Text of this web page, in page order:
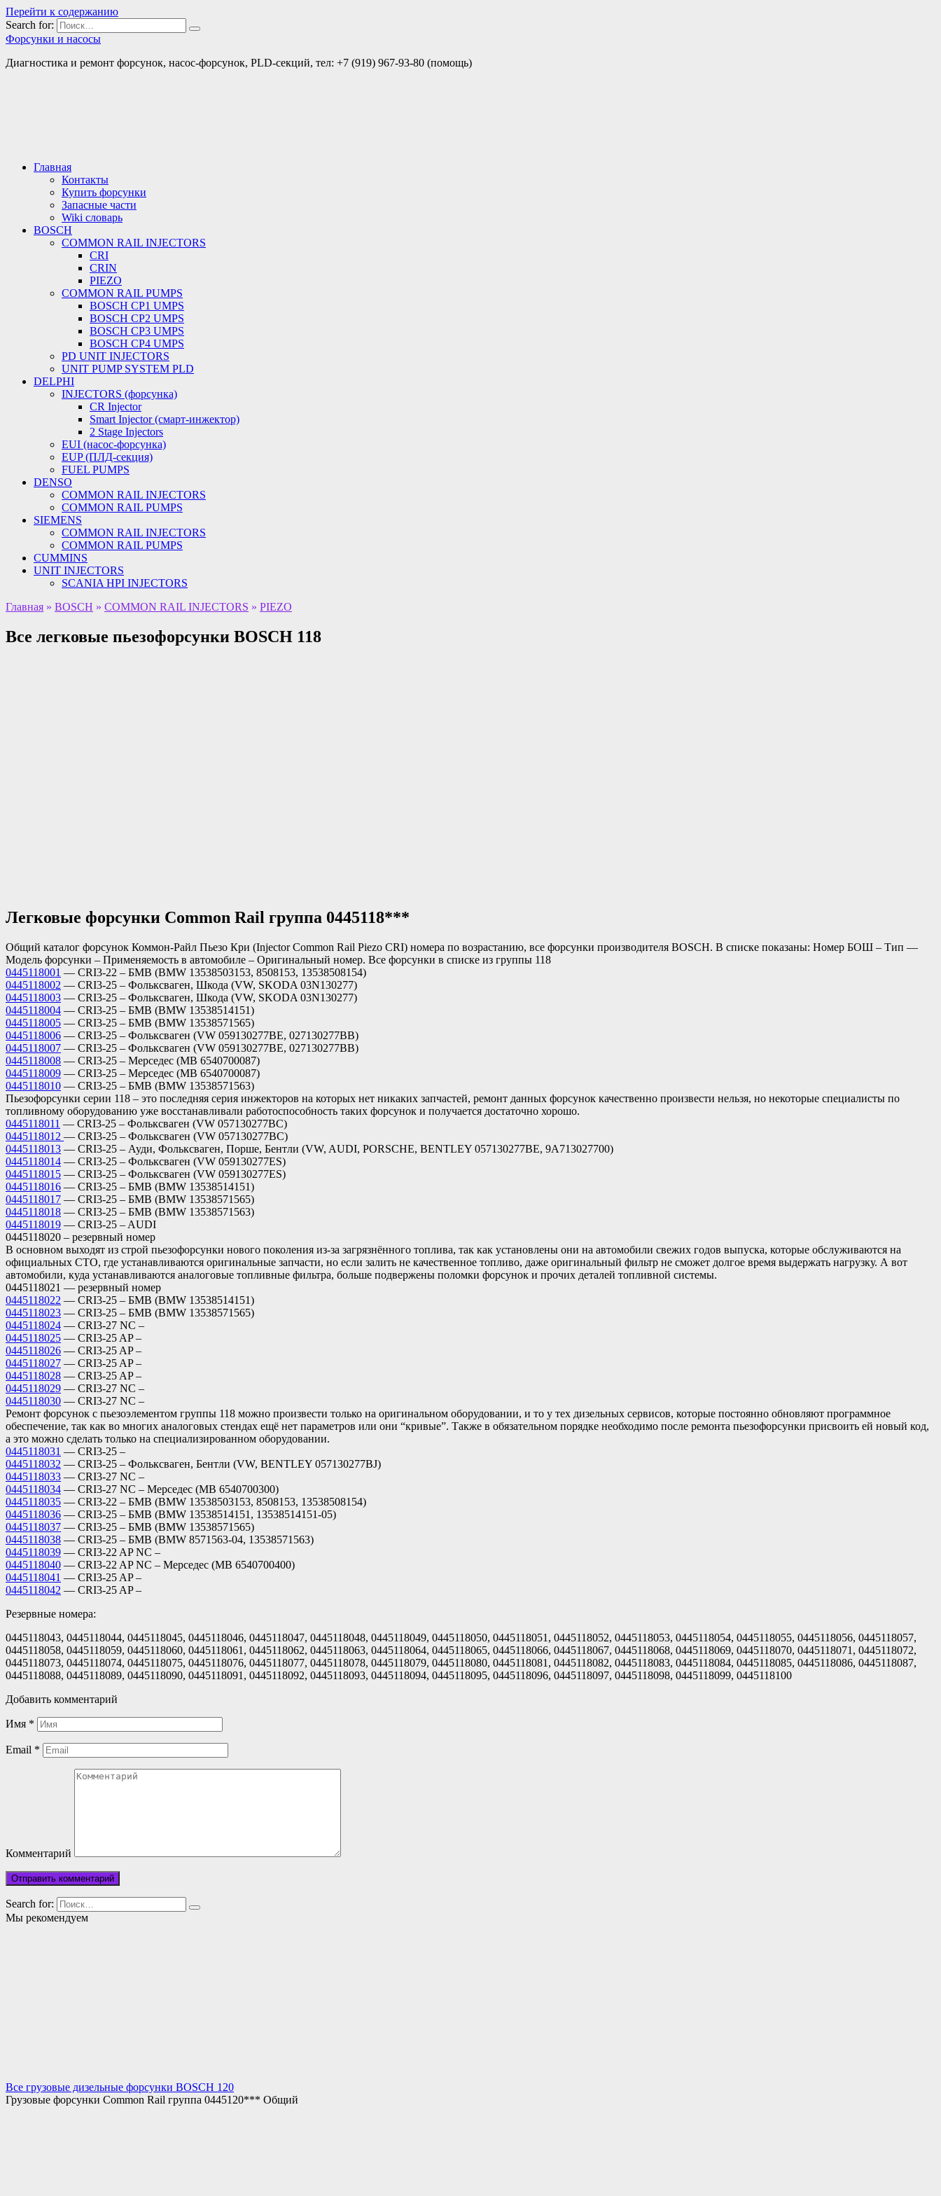
Перейти к содержанию
Search for:
Форсунки и насосы
Диагностика и ремонт форсунок, насос-форсунок, PLD-секций, тел: +7 (919) 967-93-80 (помощь)
Главная
Контакты
Купить форсунки
Запасные части
Wiki словарь
BOSCH
COMMON RAIL INJECTORS
CRI
CRIN
PIEZO
COMMON RAIL PUMPS
BOSCH CP1 UMPS
BOSCH CP2 UMPS
BOSCH CP3 UMPS
BOSCH CP4 UMPS
PD UNIT INJECTORS
UNIT PUMP SYSTEM PLD
DELPHI
INJECTORS (форсунка)
CR Injector
Smart Injector (смарт-инжектор)
2 Stage Injectors
EUI (насос-форсунка)
EUP (ПЛД-секция)
FUEL PUMPS
DENSO
COMMON RAIL INJECTORS
COMMON RAIL PUMPS
SIEMENS
COMMON RAIL INJECTORS
COMMON RAIL PUMPS
CUMMINS
UNIT INJECTORS
SCANIA HPI INJECTORS
Главная » BOSCH » COMMON RAIL INJECTORS » PIEZO
Все легковые пьезофорсунки BOSCH 118
Легковые форсунки Common Rail группа 0445118***
Общий каталог форсунок Коммон-Райл Пьезо Кри (Injector Common Rail Piezo CRI) номера по возрастанию, все форсунки производителя BOSCH. В списке показаны: Номер БОШ – Тип —
Модель форсунки – Применяемость в автомобиле – Оригинальный номер. Все форсунки в списке из группы 118
0445118001 — CRI3-22 – БМВ (BMW 13538503153, 8508153, 13538508154)
0445118002 — CRI3-25 – Фольксваген, Шкода (VW, SKODA 03N130277)
0445118003 — CRI3-25 – Фольксваген, Шкода (VW, SKODA 03N130277)
0445118004 — CRI3-25 – БМВ (BMW 13538514151)
0445118005 — CRI3-25 – БМВ (BMW 13538571565)
0445118006 — CRI3-25 – Фольксваген (VW 059130277BE, 027130277BB)
0445118007 — CRI3-25 – Фольксваген (VW 059130277BE, 027130277BB)
0445118008 — CRI3-25 – Мерседес (MB 6540700087)
0445118009 — CRI3-25 – Мерседес (MB 6540700087)
0445118010 — CRI3-25 – БМВ (BMW 13538571563)
Пьезофорсунки серии 118 – это последняя серия инжекторов на которых нет никаких запчастей, ремонт данных форсунок качественно произвести нельзя, но некоторые специалисты по
топливному оборудованию уже восстанавливали работоспособность таких форсунок и получается достаточно хорошо.
0445118011 — CRI3-25 – Фольксваген (VW 057130277BC)
0445118012 — CRI3-25 – Фольксваген (VW 057130277BC)
0445118013 — CRI3-25 – Ауди, Фольксваген, Порше, Бентли (VW, AUDI, PORSCHE, BENTLEY 057130277BE, 9A713027700)
0445118014 — CRI3-25 – Фольксваген (VW 059130277ES)
0445118015 — CRI3-25 – Фольксваген (VW 059130277ES)
0445118016 — CRI3-25 – БМВ (BMW 13538514151)
0445118017 — CRI3-25 – БМВ (BMW 13538571565)
0445118018 — CRI3-25 – БМВ (BMW 13538571563)
0445118019 — CRI3-25 – AUDI
0445118020 – резервный номер
В основном выходят из строй пьезофорсунки нового поколения из-за загрязнённого топлива, так как установлены они на автомобили свежих годов выпуска, которые обслуживаются на
официальных СТО, где устанавливаются оригинальные запчасти, но если залить не качественное топливо, даже оригинальный фильтр не сможет долгое время выдержать нагрузку. А вот
автомобили, куда устанавливаются аналоговые топливные фильтра, больше подвержены поломки форсунок и прочих деталей топливной системы.
0445118021 — резервный номер
0445118022 — CRI3-25 – БМВ (BMW 13538514151)
0445118023 — CRI3-25 – БМВ (BMW 13538571565)
0445118024 — CRI3-27 NC –
0445118025 — CRI3-25 AP –
0445118026 — CRI3-25 AP –
0445118027 — CRI3-25 AP –
0445118028 — CRI3-25 AP –
0445118029 — CRI3-27 NC –
0445118030 — CRI3-27 NC –
Ремонт форсунок с пьезоэлементом группы 118 можно произвести только на оригинальном оборудовании, и то у тех дизельных сервисов, которые постоянно обновляют программное
обеспечение, так как во многих аналоговых стендах ещё нет параметров или они “кривые”. Также в обязательном порядке необходимо после ремонта пьезофорсунки присвоить ей новый код,
а это можно сделать только на специализированном оборудовании.
0445118031 — CRI3-25 –
0445118032 — CRI3-25 – Фольксваген, Бентли (VW, BENTLEY 057130277BJ)
0445118033 — CRI3-27 NC –
0445118034 — CRI3-27 NC – Мерседес (MB 6540700300)
0445118035 — CRI3-22 – БМВ (BMW 13538503153, 8508153, 13538508154)
0445118036 — CRI3-25 – БМВ (BMW 13538514151, 13538514151-05)
0445118037 — CRI3-25 – БМВ (BMW 13538571565)
0445118038 — CRI3-25 – БМВ (BMW 8571563-04, 13538571563)
0445118039 — CRI3-22 AP NC –
0445118040 — CRI3-22 AP NC – Мерседес (MB 6540700400)
0445118041 — CRI3-25 AP –
0445118042 — CRI3-25 AP –
Резервные номера:
0445118043, 0445118044, 0445118045, 0445118046, 0445118047, 0445118048, 0445118049, 0445118050, 0445118051, 0445118052, 0445118053, 0445118054, 0445118055, 0445118056, 0445118057,
0445118058, 0445118059, 0445118060, 0445118061, 0445118062, 0445118063, 0445118064, 0445118065, 0445118066, 0445118067, 0445118068, 0445118069, 0445118070, 0445118071, 0445118072,
0445118073, 0445118074, 0445118075, 0445118076, 0445118077, 0445118078, 0445118079, 0445118080, 0445118081, 0445118082, 0445118083, 0445118084, 0445118085, 0445118086, 0445118087,
0445118088, 0445118089, 0445118090, 0445118091, 0445118092, 0445118093, 0445118094, 0445118095, 0445118096, 0445118097, 0445118098, 0445118099, 0445118100
Добавить комментарий
Имя *
Email *
Комментарий
Search for:
Мы рекомендуем
Все грузовые дизельные форсунки BOSCH 120
Грузовые форсунки Common Rail группа 0445120*** Общий